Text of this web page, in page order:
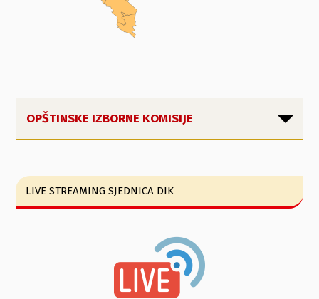
OPŠTINSKE IZBORNE KOMISIJE
LIVE STREAMING SJEDNICA DIK